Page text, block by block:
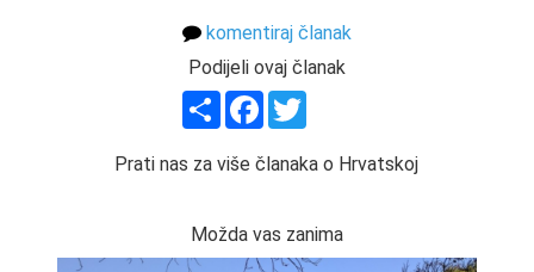
komentiraj članak
Podijeli ovaj članak
ShareFacebook
Prati nas za više članaka o Hrvatskoj
Možda vas zanima